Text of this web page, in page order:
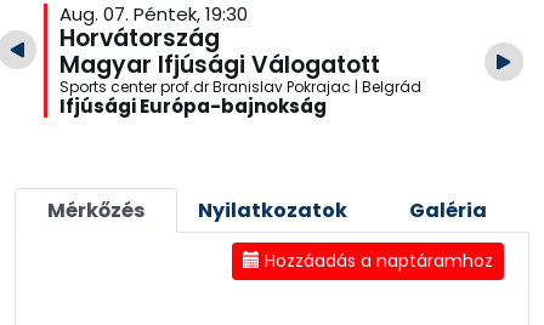
Aug. 07. Péntek, 19:30
Horvátország
Magyar Ifjúsági Válogatott
Sports center prof.dr Branislav Pokrajac | Belgrád
Ifjúsági Európa-bajnokság
Mérkőzés Nyilatkozatok Galéria
Hozzáadás a naptáramhoz